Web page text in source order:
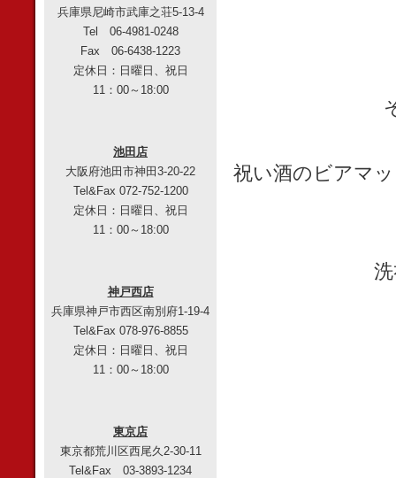
祝い酒のビアマ
兵庫県尼崎市武庫之荘5-13-4
Tel 06-4981-0248
Fax 06-6438-1223
定休日：日曜日、祝日
11：00～18:00
池田店
大阪府池田市神田3-20-22
Tel&Fax 072-752-1200
定休日：日曜日、祝日
11：00～18:00
神戸西店
兵庫県神戸市西区南別府1-19-4
Tel&Fax 078-976-8855
定休日：日曜日、祝日
11：00～18:00
東京店
東京都荒川区西尾久2-30-11
Tel&Fax 03-3893-1234